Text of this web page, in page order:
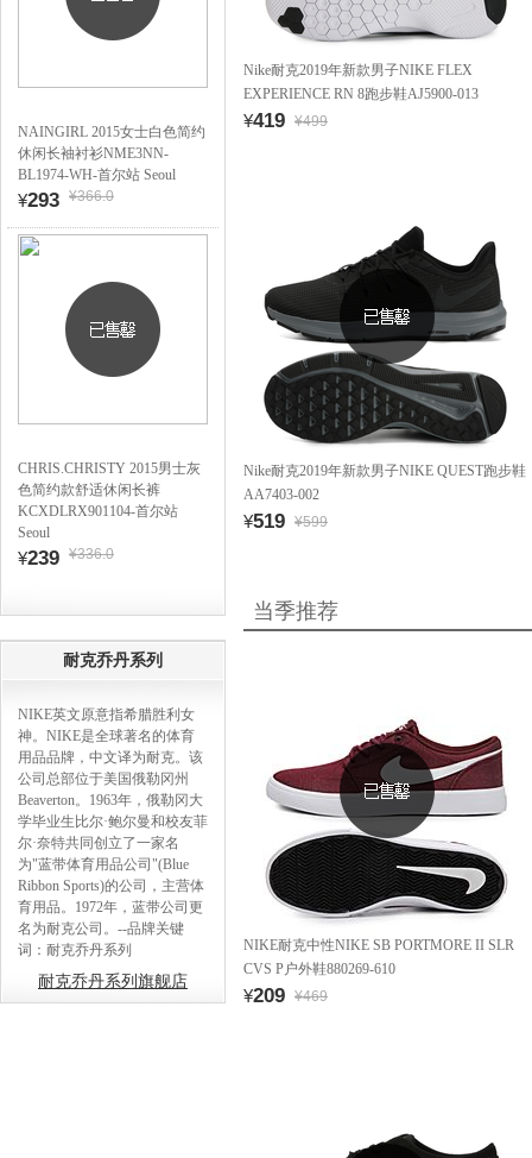
NAINGIRL 2015女士白色简约
休闲长袖衬衫NME3NN-
BL1974-WH-首尔站 Seoul
¥293 ¥366.0
CHRIS.CHRISTY 2015男士灰
色简约款舒适休闲长裤
KCXDLRX901104-首尔站
Seoul
¥239 ¥336.0
耐克乔丹系列
NIKE英文原意指希腊胜利女
神。NIKE是全球著名的体育
用品品牌，中文译为耐克。该
公司总部位于美国俄勒冈州
Beaverton。1963年，俄勒冈大
学毕业生比尔·鲍尔曼和校友菲
尔·奈特共同创立了一家名
为"蓝带体育用品公司"(Blue
Ribbon Sports)的公司，主营体
育用品。1972年，蓝带公司更
名为耐克公司。--品牌关键
词：耐克乔丹系列
耐克乔丹系列旗舰店
Nike耐克2019年新款男子NIKE FLEX
EXPERIENCE RN 8跑步鞋AJ5900-013
¥419 ¥499
Nike耐克2019年新款男子NIKE QUEST跑步鞋
AA7403-002
¥519 ¥599
当季推荐
NIKE耐克中性NIKE SB PORTMORE II SLR
CVS P户外鞋880269-610
¥209 ¥469